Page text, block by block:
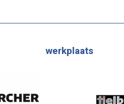
werkplaats